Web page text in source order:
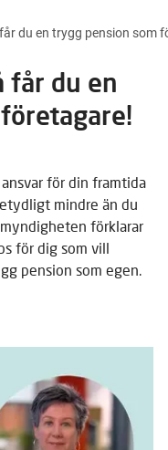
du en trygg pension som
får du en
för din framtida
mindre än du
förklarar
för dig som vill
pension som egen.